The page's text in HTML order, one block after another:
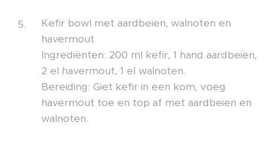
Kefir bowl met aardbeien, walnoten en
havermout
Ingrediënten: 200 ml kefir, 1 hand aardbeien,
2 el havermout, 1 el walnoten.
Bereiding: Giet kefir in een kom, voeg
havermout toe en top af met aardbeien en
walnoten.